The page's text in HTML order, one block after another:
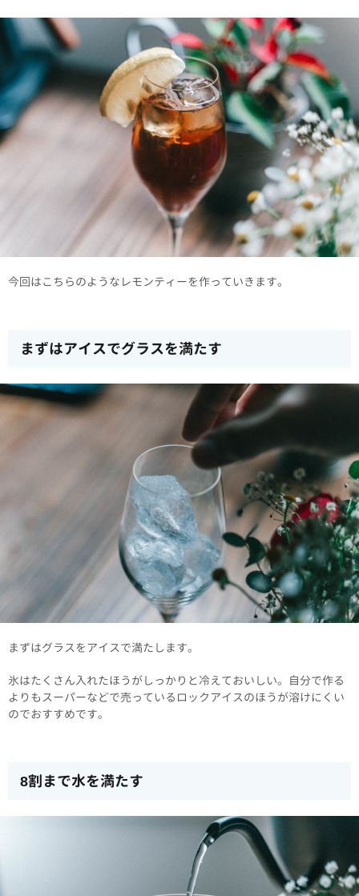
今回はこちらのようなレモンティーを作っていきます。
まずはアイスでグラスを満たす
まずはグラスをアイスで満たします。
氷はたくさん入れたほうがしっかりと冷えておいしい。自分で作る
よりもスーパーなどで売っているロックアイスのほうが溶けにくい
のでおすすめです。
8割まで水を満たす